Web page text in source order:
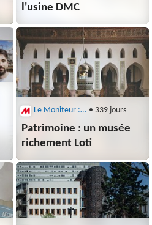
l'usine DMC
Le Moniteur : Architecture • 339 jours
Patrimoine : un musée
richement Loti